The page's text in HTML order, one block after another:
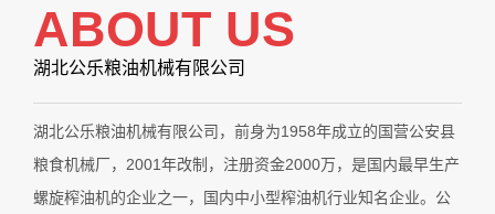
ABOUT US
湖北公乐粮油机械有限公司
湖北公乐粮油机械有限公司，前身为1958年成立的国营公安县
粮食机械厂，2001年改制，注册资金2000万，是国内最早生产
螺旋榨油机的企业之一，国内中小型榨油机行业知名企业。公